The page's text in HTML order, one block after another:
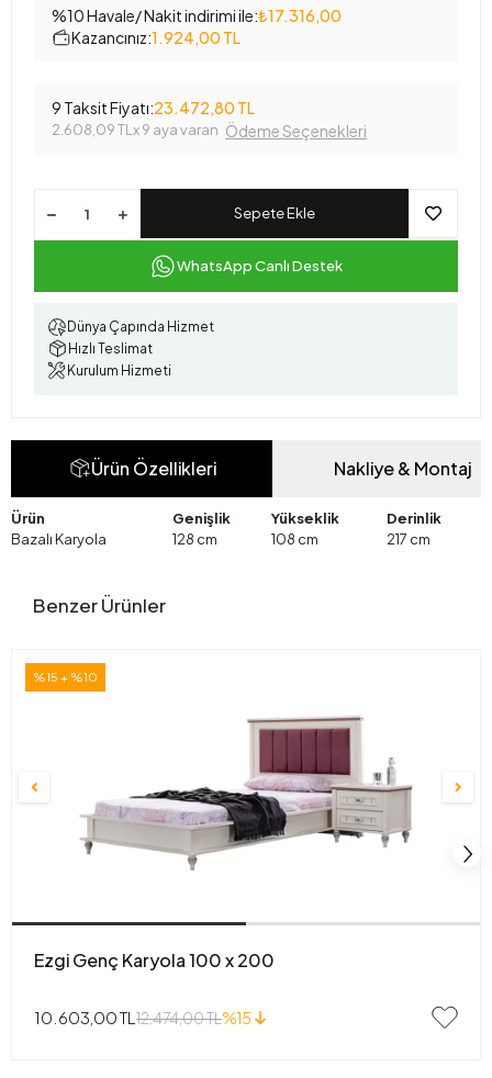
%10 Havale/ Nakit indirimi ile:₺17.316,00
Kazancınız:1.924,00 TL
9 Taksit Fiyatı:23.472,80 TL
2.608,09 TL x 9 aya varan Ödeme Seçenekleri
Sepete Ekle
WhatsApp Canlı Destek
Dünya Çapında Hizmet
Hızlı Teslimat
Kurulum Hizmeti
Ürün Özellikleri Nakliye & Montaj
Ürün Genişlik Yükseklik
Derinlik
Bazalı Karyola
128 cm 108 cm 217 cm
Benzer Ürünler
%15 + %10
Ezgi Genç Karyola 100 x 200
10.603,00 TL 12.474,00 TL%15